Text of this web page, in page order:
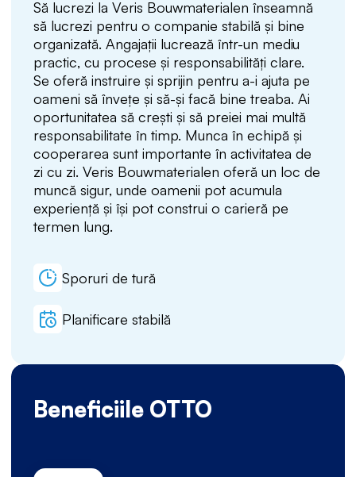
Să lucrezi la Veris Bouwmaterialen înseamnă
să lucrezi pentru o companie stabilă și bine
organizată. Angajații lucrează într-un mediu
practic, cu procese și responsabilități clare.
Se oferă instruire și sprijin pentru a-i ajuta pe
oameni să învețe și să-și facă bine treaba. Ai
oportunitatea să crești și să preiei mai multă
responsabilitate în timp. Munca în echipă și
cooperarea sunt importante în activitatea de
zi cu zi. Veris Bouwmaterialen oferă un loc de
muncă sigur, unde oamenii pot acumula
experiență și își pot construi o carieră pe
termen lung.
Sporuri de tură
Planificare stabilă
Beneficiile OTTO